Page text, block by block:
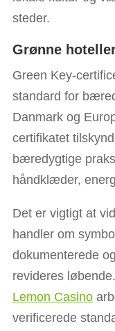
steder.
Grønne
Green Key-
standard for
Danmark og
certifikatet
bæredygtige
håndklæder,
Det er vigtigt at
handler om
dokumenterede
revideres
Lemon Casino
verificerede